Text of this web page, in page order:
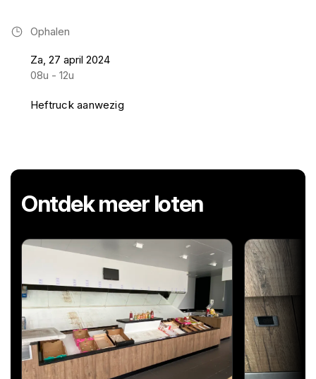
Ophalen
Za, 27 april 2024
08u - 12u
Heftruck aanwezig
Ontdek meer loten